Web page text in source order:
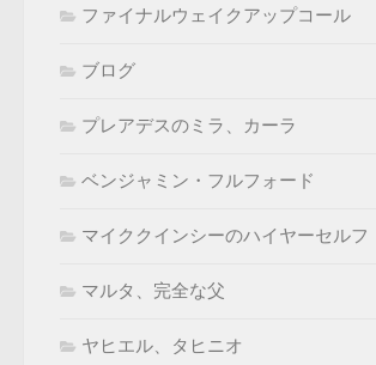
ファイナルウェイクアップコール
ブログ
プレアデスのミラ、カーラ
ベンジャミン・フルフォード
マイククインシーのハイヤーセルフ
マルタ、完全な父
ヤヒエル、タヒニオ